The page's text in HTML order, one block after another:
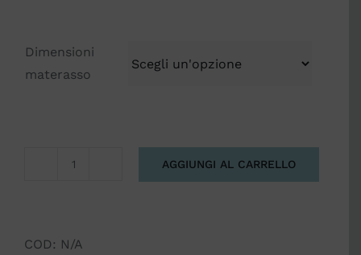
Dimensioni
materasso
ALOE
AGGIUNGI AL CARRELLO
COD: N/A